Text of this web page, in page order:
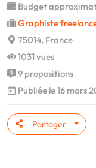
Budget
Graphiste
75014, France
1031 vues
9 propositions
Publiée le 16 mars
Partager